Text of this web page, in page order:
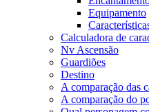
Equipamento
Calculadora de
Nv Ascensão
Guardiões
Destino
A comparação das
A comparação do